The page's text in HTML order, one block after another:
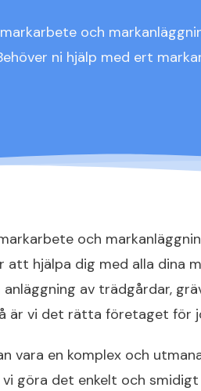
och
ni hjälp med ert
och
hjälpa dig med alla dina
av trädgårdar,
är vi det rätta företaget för
vara en komplex och
göra det enkelt och